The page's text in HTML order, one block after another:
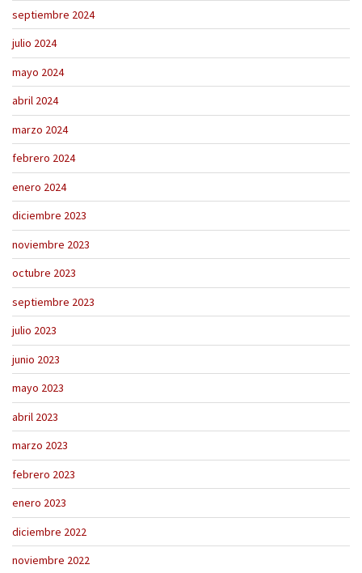
septiembre 2024
julio 2024
mayo 2024
abril 2024
marzo 2024
febrero 2024
enero 2024
diciembre 2023
noviembre 2023
octubre 2023
septiembre 2023
julio 2023
junio 2023
mayo 2023
abril 2023
marzo 2023
febrero 2023
enero 2023
diciembre 2022
noviembre 2022